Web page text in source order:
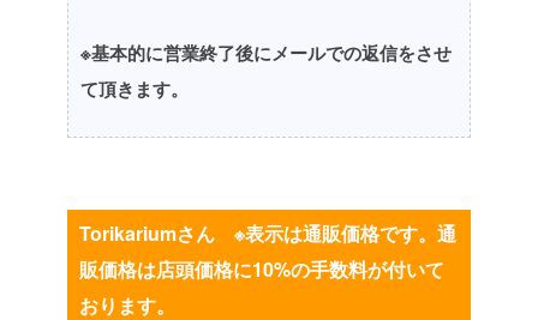
※基本的に営業終了後にメールでの返信をさせ
て頂きます。
Torikariumさん ※表示は通販価格です。通
販価格は店頭価格に10%の手数料が付いて
おります。